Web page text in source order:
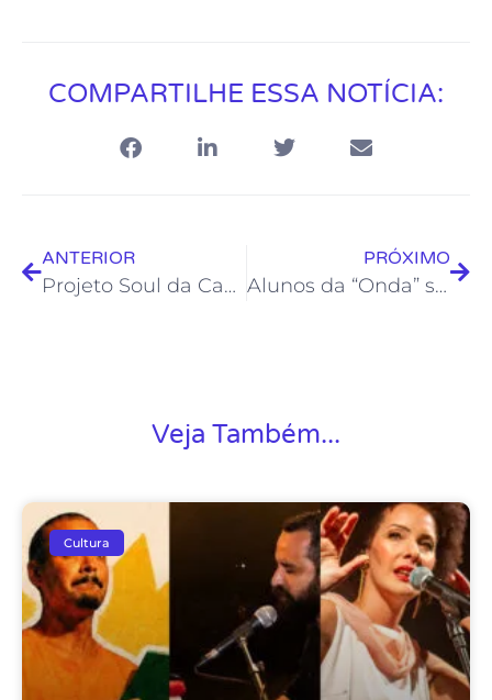
COMPARTILHE ESSA NOTÍCIA:
ANTERIOR
Projeto Soul da Casa apresenta Tatá Costa no Teatro Popular
PRÓXIMO
Alunos da “Onda” se apresentam na I Festa das Crianças da Feirinha da Amazonas
Veja Também...
Cultura